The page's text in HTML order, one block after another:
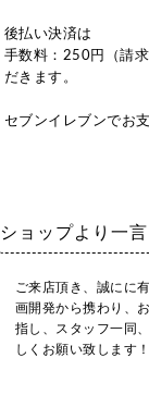
後払い決済は
手数料：250円（請
だきます。
セブンイレブンでお
ショップより一言
ご来店頂き、誠にに
画開発から携わり、
指し、スタッフ一同
しくお願い致します！